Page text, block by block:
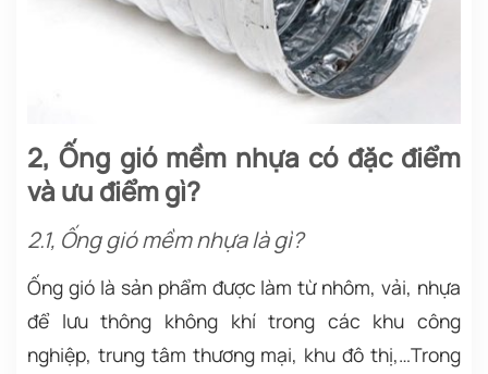
2, Ống gió mềm nhựa có đặc điểm
và ưu điểm gì?
2.1, Ống gió mềm nhựa là gì?
Ống gió là sản phẩm được làm từ nhôm, vải, nhựa
để lưu thông không khí trong các khu công
nghiệp, trung tâm thương mại, khu đô thị,…Trong